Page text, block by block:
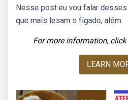
Nesse post eu vou falar
que mais lesam o fígado, além.
For more information,
LEARN